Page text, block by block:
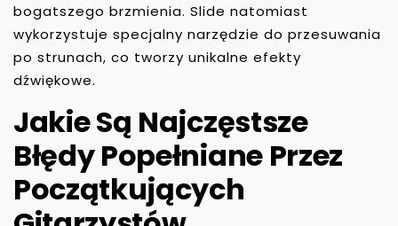
bogatszego brzmienia. Slide natomiast
wykorzystuje specjalny narzędzie do przesuwania
po strunach, co tworzy unikalne efekty
dźwiękowe.
Jakie Są Najczęstsze
Błędy Popełniane Przez
Początkujących